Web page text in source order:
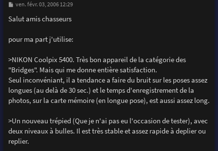
M
s
s
e
ven. févr. 03, 2006 12:29
Salut amis chasseurs
pour ma part j'utilise:
>NIKON Coolpix 5400. Très bon appareil de la catégorie des
"Bridges". Mais qui me donne entière satisfaction.
Seul inconvéniant, il a tendance a faire du bruit sur les poses assez
longues (au delà de 30 sec.) et le temps d'enregistrement de la
photos, sur la carte mémoire (en longue pose), est aussi assez long.
>Un nouveau trépied (Que je n'ai pas eu l'occasion de tester), avec
deux niveaux à bulles. Il est très stable et assez rapide à deplier ou
replier.